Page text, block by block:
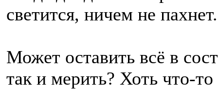
светится, ничем не
Может оставить всё в
так и мерить? Хоть что-